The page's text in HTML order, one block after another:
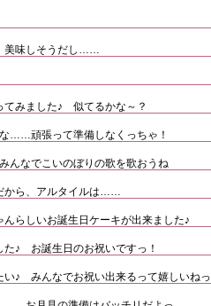
美味しそうだし……
てみました♪ 似てるかな～？
……頑張って準備しなくっちゃ！
なでこいのぼりの歌を歌おうね
から、アルタイルは……
らしいお誕生日ケーキが出来ました♪
た♪ お誕生日のお祝いですっ！
い♪ みんなでお祝い出来るって嬉しいねっ